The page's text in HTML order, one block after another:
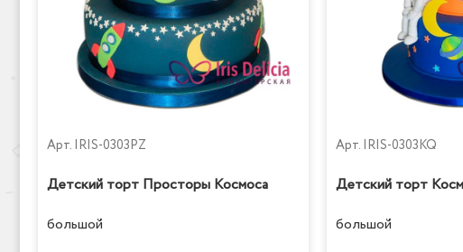
Арт. IRIS-0303PZ
Детский торт Просторы Космоса
большой
Арт. IRIS-0303KQ
Детский торт
большой